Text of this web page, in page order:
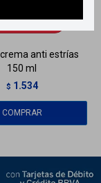
LlegaMAÑANA
anti estrías
150 ml
$ 1.534